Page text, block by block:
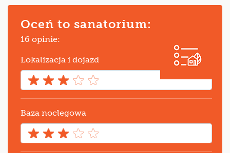
Oceń to sanatorium:
16 opinie:
Lokalizacja i dojazd
Baza noclegowa